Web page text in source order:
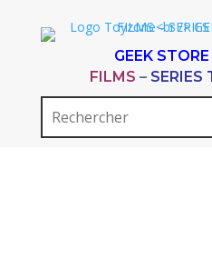
GEEK STORE
FILMS – SERIES